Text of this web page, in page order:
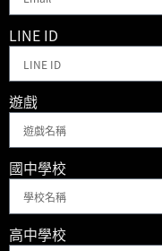
LINE ID
遊戲
國中學校
高中學校